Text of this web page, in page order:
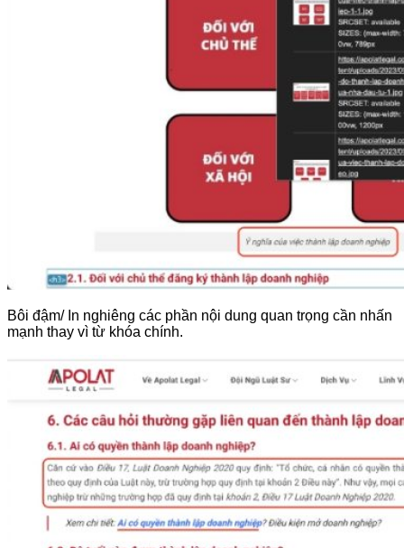
Bôi đậm/ In nghiêng các phần nội dung quan trọng cần nhấn
mạnh thay vì từ khóa chính.